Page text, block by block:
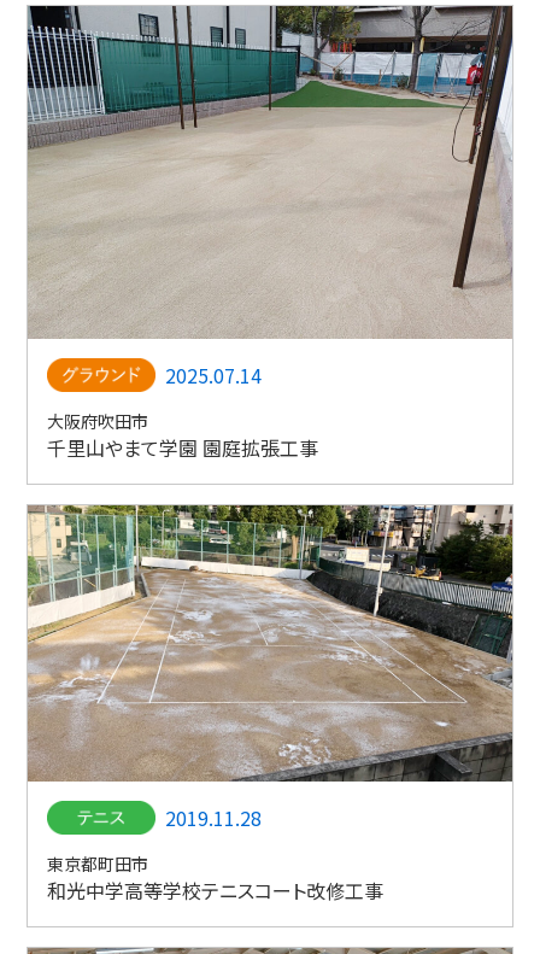
2025.07.14
大阪府吹田市
千里山やまて学園 園庭拡張工事
2019.11.28
東京都町田市
和光中学高等学校テニスコート改修工事